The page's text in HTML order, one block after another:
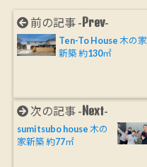
前の記事 - Prev-
Ten-To House 木の家
新築 約130㎡
次の記事 - Next-
sumitsubo house 木の
家新築 約77㎡